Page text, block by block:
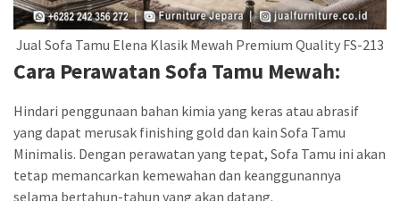
Jual Sofa Tamu Elena Klasik Mewah Premium Quality FS-213
Cara Perawatan Sofa Tamu Mewah:
Hindari penggunaan bahan kimia yang keras atau abrasif
yang dapat merusak finishing gold dan kain Sofa Tamu
Minimalis. Dengan perawatan yang tepat, Sofa Tamu ini akan
tetap memancarkan kemewahan dan keanggunannya
selama bertahun-tahun yang akan datang.